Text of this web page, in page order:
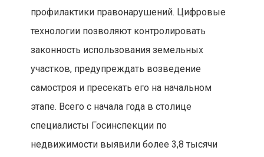
профилактики правонарушений. Цифровые
технологии позволяют контролировать
законность использования земельных
участков, предупреждать возведение
самостроя и пресекать его на начальном
этапе. Всего с начала года в столице
специалисты Госинспекции по
недвижимости выявили более 3,8 тысячи